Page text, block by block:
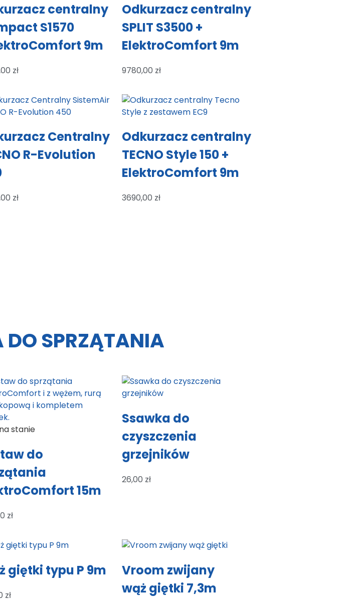
centralny
S1570
9m
zł
Odkurzacz centralny
SPLIT S3500 +
ElektroComfort 9m
9780,00 zł
Centralny
R-Evolution
zł
Odkurzacz centralny
TECNO Style 150 +
ElektroComfort 9m
3690,00 zł
DO SPRZĄTANIA
stanie
do
15m
zł
Ssawka do
czyszczenia
grzejników
26,00 zł
giętki typu P 9m
zł
Vroom zwijany
wąż giętki 7,3m